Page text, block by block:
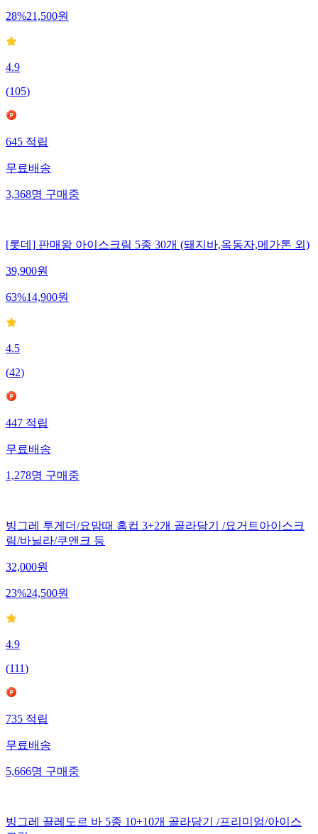
28%21,500원
4.9
(105)
645적립
무료배송
3,368명구매중
[롯데] 판매왕 아이스크림 5종 30개 (돼지바,옥동자,메가톤 외)
39,900원
63%14,900원
4.5
(42)
447적립
무료배송
1,278명구매중
빙그레 투게더/요맘때 홈컵 3+2개 골라담기 /요거트아이스크
림/바닐라/쿠앤크 등
32,000원
23%24,500원
4.9
(111)
735적립
무료배송
5,666명구매중
빙그레 끌레도르 바 5종 10+10개 골라담기 /프리미엄/아이스